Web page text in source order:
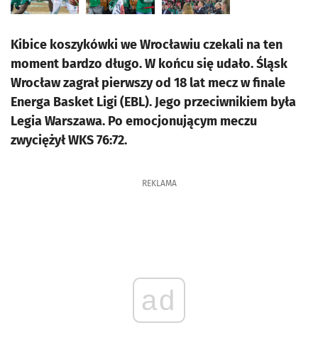
Kibice koszykówki we Wrocławiu czekali na ten
moment bardzo długo. W końcu się udało. Śląsk
Wrocław zagrał pierwszy od 18 lat mecz w finale
Energa Basket Ligi (EBL). Jego przeciwnikiem była
Legia Warszawa. Po emocjonującym meczu
zwyciężył WKS 76:72.
REKLAMA
ad